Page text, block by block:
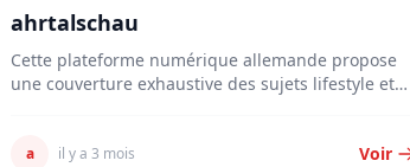
ahrtalschau
Cette plateforme numérique allemande propose
une couverture exhaustive des sujets lifestyle et
a il y a 3 mois Voir